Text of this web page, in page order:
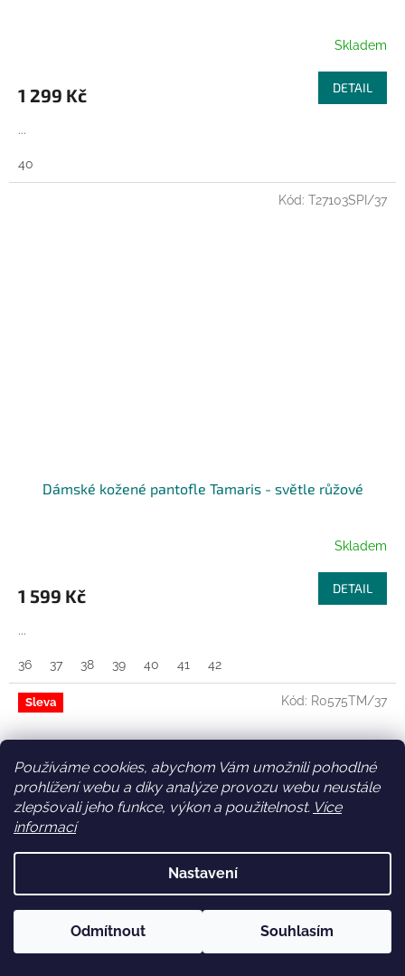
Používáme cookies, abychom Vám umožnili pohodlné
prohlížení webu a díky analýze provozu webu neustále
zlepšovali jeho funkce, výkon a použitelnost. Více
informací
Nastavení
Odmítnout Souhlasím
Skladem
1 299 Kč DETAIL
...
40
Dámské kožené pantofle Tamaris - světle růžové
Skladem
1 599 Kč DETAIL
...
36 37 38 39 40 41 42
Kód: T27103SPI/37
Sleva
2 199 Kč
Kód: R0575TM/37